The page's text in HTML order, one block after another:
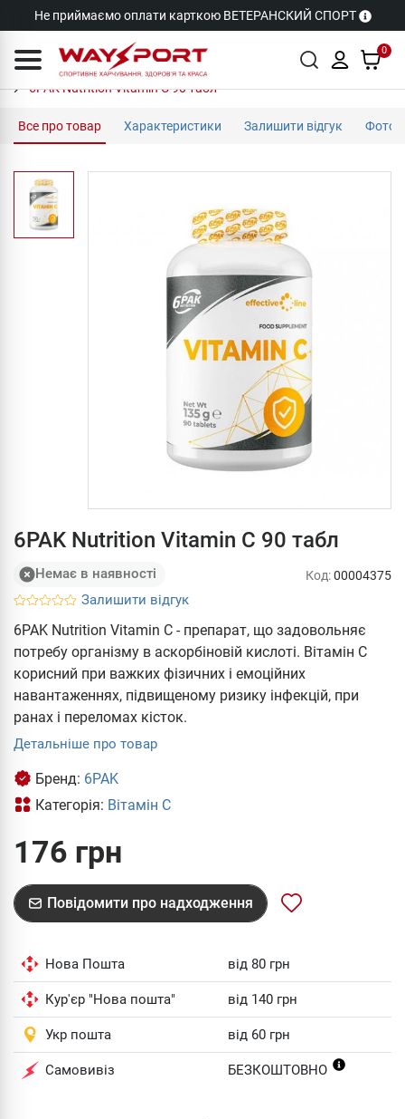
Не приймаємо оплати карткою ВЕТЕРАНСКИЙ СПОРТ
0
6PAK Nutrition Vitamin C 90 табл
Все про товар Характеристики Залишити відгук Фото
6PAK Nutrition Vitamin C 90 табл
Немає в наявності
Залишити відгук
Код:00004375
6PAK Nutrition Vitamin C - препарат, що задовольняє
потребу організму в аскорбіновій кислоті. Вітамін С
корисний при важких фізичних і емоційних
навантаженнях, підвищеному ризику інфекцій, при
ранах і переломах кісток.
Детальніше про товар
Бренд: 6PAK
Категорія: Вітамін С
176 грн
Повідомити про надходження
Нова Пошта від 80 грн
Кур'єр "Нова пошта" від 140 грн
Укр пошта від 60 грн
Самовивіз БЕЗКОШТОВНО